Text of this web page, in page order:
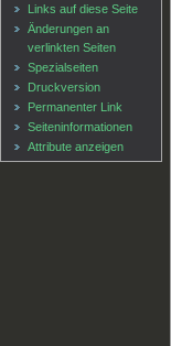
Links auf diese Seite
Änderungen an
verlinkten Seiten
Spezialseiten
Druckversion
Permanenter Link
Seiten­informationen
Attribute anzeigen